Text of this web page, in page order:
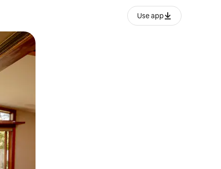
Use app